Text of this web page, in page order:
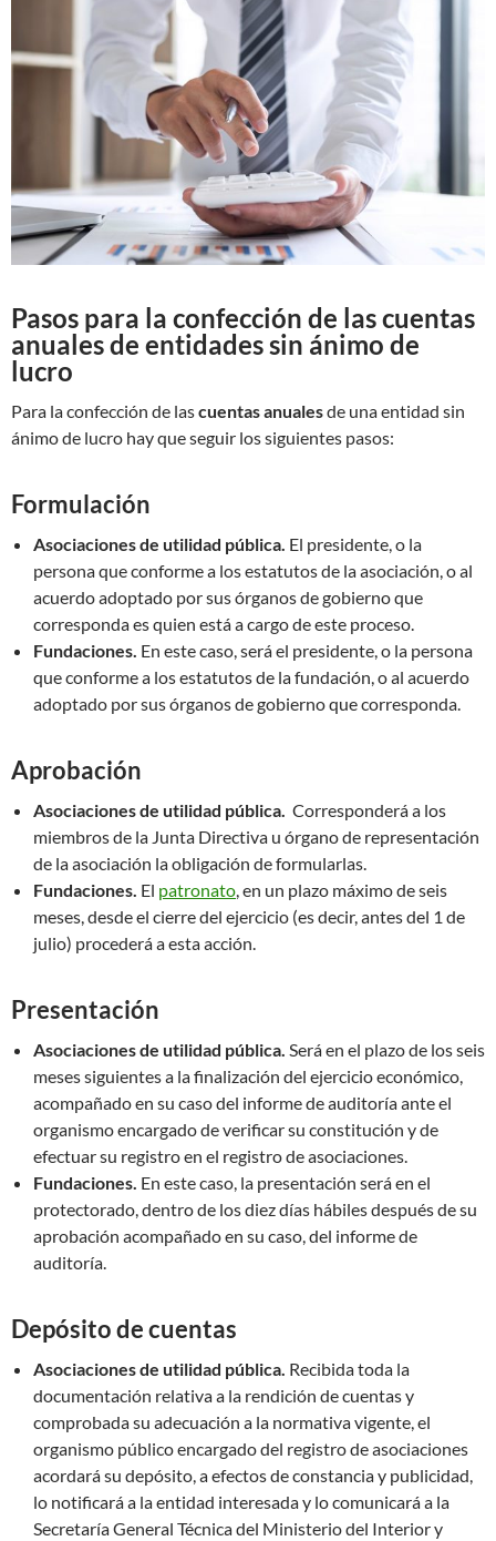
Pasos para la confección de las cuentas
anuales de entidades sin ánimo de
lucro
Para la confección de lascuentas anualesde una entidad sin
ánimo de lucro hay que seguir los siguientes pasos:
Formulación
Asociaciones de utilidad pública. El presidente, o la
persona que conforme a los estatutos de la asociación, o al
acuerdo adoptado por sus órganos de gobierno que
corresponda es quien está a cargo de este proceso.
Fundaciones. En este caso, será el presidente, o la persona
que conforme a los estatutos de la fundación, o al acuerdo
adoptado por sus órganos de gobierno que corresponda.
Aprobación
Asociaciones de utilidad pública. Corresponderá a los
miembros de la Junta Directiva u órgano de representación
de la asociación la obligación de formularlas.
Fundaciones. El patronato, en un plazo máximo de seis
meses, desde el cierre del ejercicio (es decir, antes del 1 de
julio) procederá a esta acción.
Presentación
Asociaciones de utilidad pública. Será en el plazo de los seis
meses siguientes a la finalización del ejercicio económico,
acompañado en su caso del informe de auditoría ante el
organismo encargado de verificar su constitución y de
efectuar su registro en el registro de asociaciones.
Fundaciones. En este caso, la presentación será en el
protectorado, dentro de los diez días hábiles después de su
aprobación acompañado en su caso, del informe de
auditoría.
Depósito de cuentas
Asociaciones de utilidad pública. Recibida toda la
documentación relativa a la rendición de cuentas y
comprobada su adecuación a la normativa vigente, el
organismo público encargado del registro de asociaciones
acordará su depósito, a efectos de constancia y publicidad,
lo notificará a la entidad interesada y lo comunicará a la
Secretaría General Técnica del Ministerio del Interior y